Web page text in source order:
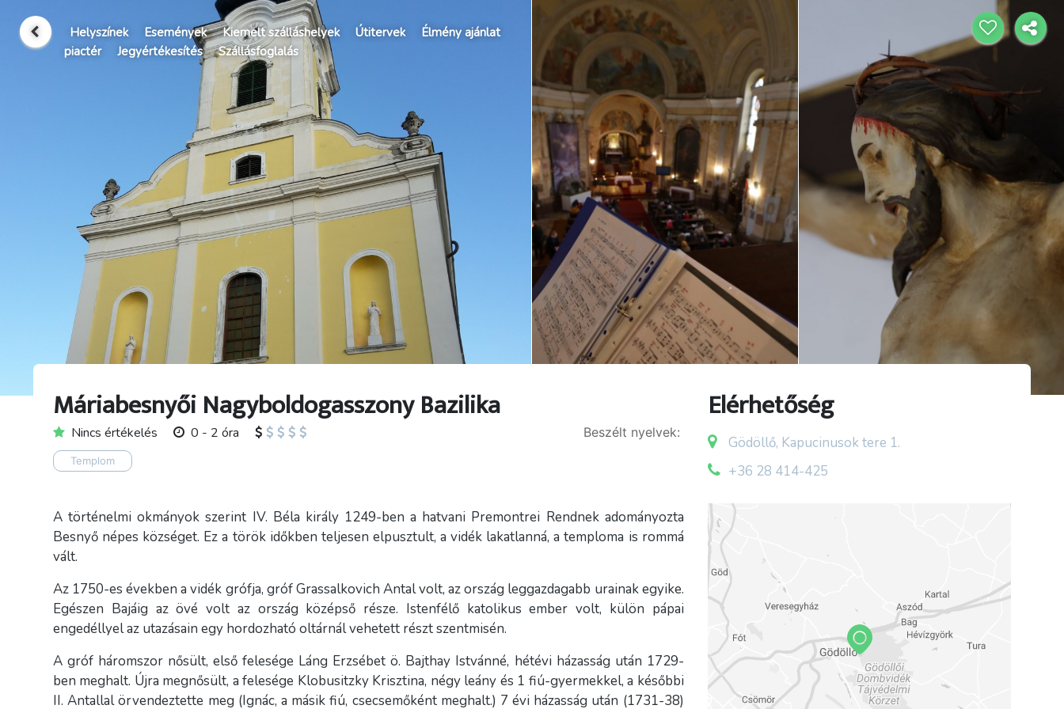
Helyszínek Események Kiemelt szálláshelyek Útitervek
Élmény ajánlat
piactér
Jegyértékesítés Szállásfoglalás
Máriabesnyői Nagyboldogasszony Bazilika
Nincs értékelés 0 - 2 óra Beszélt nyelvek:
Templom
A történelmi okmányok szerint IV. Béla király 1249-ben a hatvani Premontrei Rendnek adományozta
Besnyő népes községet. Ez a török időkben teljesen elpusztult, a vidék lakatlanná, a temploma is rommá
vált.
Az 1750-es években a vidék grófja, gróf Grassalkovich Antal volt, az ország leggazdagabb urainak egyike.
Egészen Bajáig az övé volt az ország középső része. Istenfélő katolikus ember volt, külön pápai
engedéllyel az utazásain egy hordozható oltárnál vehetett részt szentmisén.
A gróf háromszor nősült, első felesége Láng Erzsébet ö. Bajthay Istvánné, hétévi házasság után 1729-
ben meghalt. Újra megnősült, a felesége Klobusitzky Krisztina, négy leány és 1 fiú-gyermekkel, a későbbi
II. Antallal örvendeztette meg (Ignác, a másik fiú, csecsemőként meghalt.) 7 évi házasság után (1731-38)
Elérhetőség
Gödöllő, Kapucinusok tere 1.
+36 28 414-425